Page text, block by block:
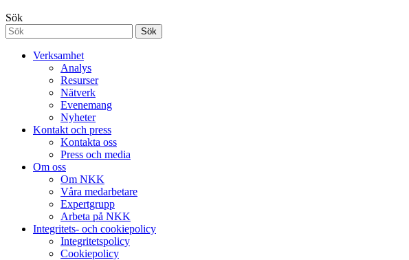
Sök
Sök
Verksamhet
Analys
Resurser
Nätverk
Evenemang
Nyheter
Kontakt och press
Kontakta oss
Press och media
Om oss
Om NKK
Våra medarbetare
Expertgrupp
Arbeta på NKK
Integritets- och cookiepolicy
Integritetspolicy
Cookiepolicy